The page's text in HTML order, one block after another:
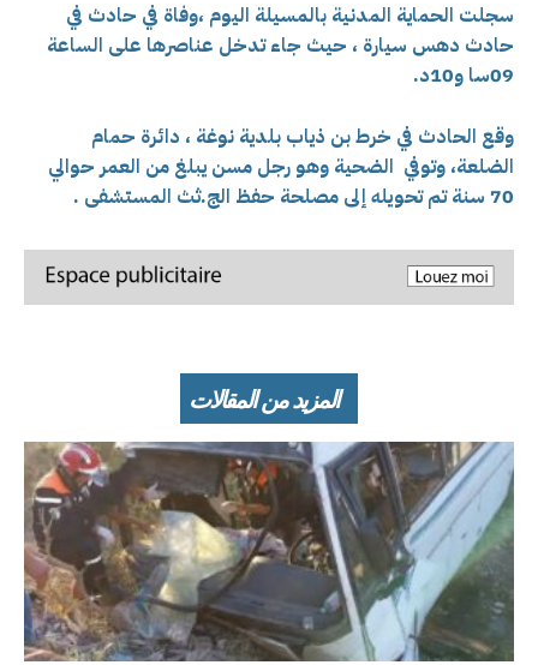
سجلت الحماية المدنية بالمسيلة اليوم ،وفاة في حادث في
حادث دهس سيارة ، حيث جاء تدخل عناصرها على الساعة
09سا و10د.
وقع الحادث في خرط بن ذياب بلدية نوغة ، دائرة حمام
الضلعة، وتوفي الضحية وهو رجل مسن يبلغ من العمر حوالي
70 سنة تم تحويله إلى مصلحة حفظ الج.ثث المستشفى
.
المزيد من المقالات